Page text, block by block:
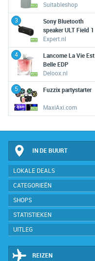
Suitableshop
3
Sony Bluetooth
speaker ULT Field 1
Expert.nl
4
Lancome La Vie Est
Belle EDP
Deloox.nl
5 Fuzzix partystarter
MaxiAxi.com
IN DE BUURT
LOKALE DEALS
CATEGORIEËN
SHOPS
STATISTIEKEN
UITLEG
REIZEN